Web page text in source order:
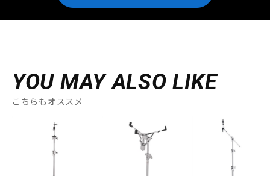
YOU MAY ALSO LIKE
こちらもオススメ